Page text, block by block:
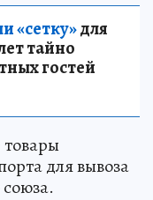
«сетку»для
тайно
гостей
для вывоза